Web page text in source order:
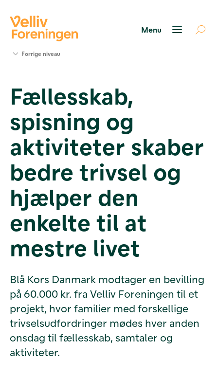
Værktøjer
og viden
Om Velliv
Foreningen
Kontakt
os
Forrige niveau
Fællesskab,
spisning og
aktiviteter skaber
bedre trivsel og
hjælper den
enkelte til at
mestre livet
Blå Kors Danmark modtager en bevilling
på 60.000 kr. fra Velliv Foreningen til et
projekt, hvor familier med forskellige
trivselsudfordringer mødes hver anden
onsdag til fællesskab, samtaler og
aktiviteter.